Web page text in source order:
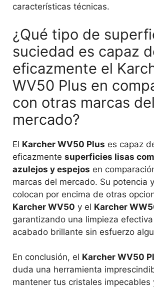
características técnicas.
¿Qué tipo de
suciedad es capaz
eficazmente el
WV50 Plus en
con otras marcas del
mercado?
El Karcher WV50 Plus es capaz
eficazmente superficies lisas
azulejos y espejos en
marcas del mercado. Su potencia
colocan por encima de otras
Karcher WV50 y el Karcher
garantizando una limpieza
acabado brillante sin esfuerzo
En conclusión, el Karcher WV50
duda una herramienta
mantener tus cristales impecables